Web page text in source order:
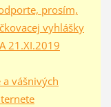
prosím,
vyhlášky
21.XI.2019
vášnivých